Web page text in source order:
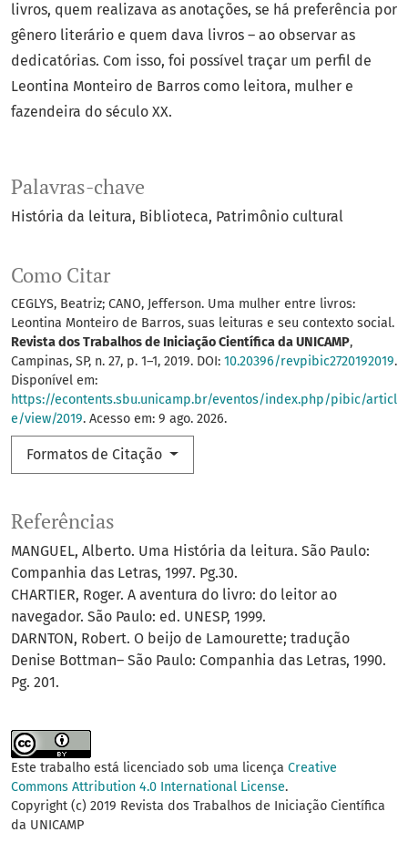
Palavras-chave
História da leitura Biblioteca Patrimônio cultural
Como Citar
CEGLYS, Beatriz; CANO, Jefferson. Uma mulher entre livros:
Leontina Monteiro de Barros, suas leituras e seu contexto social.
Revista dos Trabalhos de Iniciação Científica da UNICAMP,
Campinas, SP, n. 27, p. 1–1, 2019. DOI: 10.20396/revpibic2720192019.
Disponível em:
https://econtents.sbu.unicamp.br/eventos/index.php/pibic/articl
e/view/2019. Acesso em: 9 ago. 2026.
Formatos de Citação
livros, quem realizava as anotações, se há preferência por
gênero literário e quem dava livros – ao observar as
dedicatórias. Com isso, foi possível traçar um perfil de
Leontina Monteiro de Barros como leitora, mulher e
fazendeira do século XX.
Referências
MANGUEL, Alberto. Uma História da leitura. São Paulo:
Companhia das Letras, 1997. Pg.30.
CHARTIER, Roger. A aventura do livro: do leitor ao
navegador. São Paulo: ed. UNESP, 1999.
DARNTON, Robert. O beijo de Lamourette; tradução
Denise Bottman– São Paulo: Companhia das Letras, 1990.
Pg. 201.
Este trabalho está licenciado sob uma licença Creative
Commons Attribution 4.0 International License.
Copyright (c) 2019 Revista dos Trabalhos de Iniciação Científica
da UNICAMP